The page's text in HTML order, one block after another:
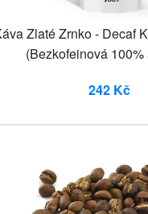
Zlaté Zrnko - Decaf
(Bezkofeinová 100%
242 Kč